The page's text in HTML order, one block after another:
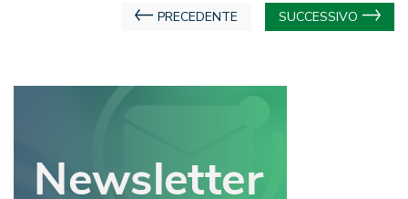
Navigazione
PRECEDENTE SUCCESSIVO